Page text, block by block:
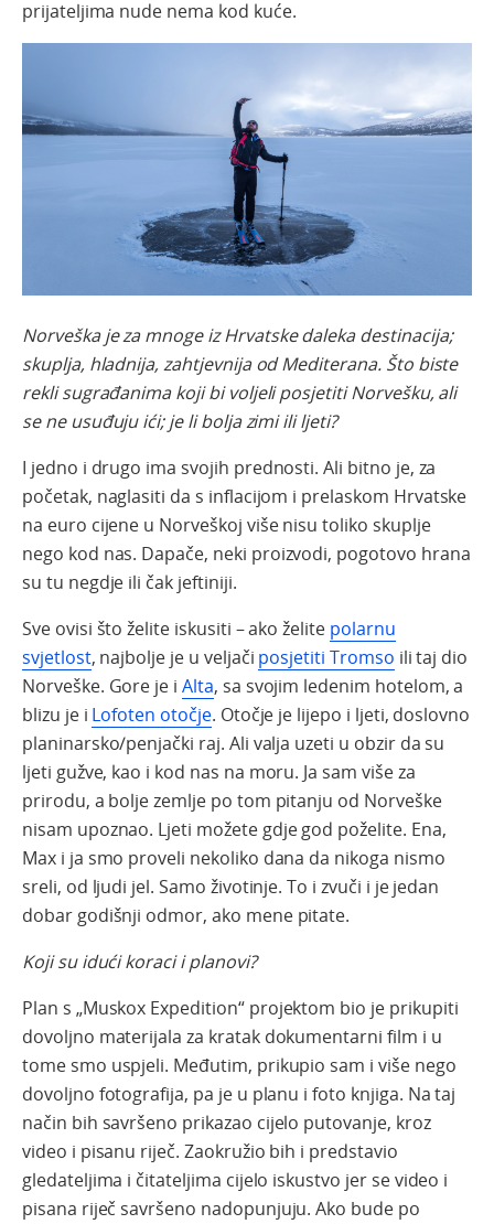
prijateljima nude nema kod kuće.
Norveška je za mnoge iz Hrvatske daleka destinacija;
skuplja, hladnija, zahtjevnija od Mediterana. Što biste
rekli sugrađanima koji bi voljeli posjetiti Norvešku, ali
se ne usuđuju ići; je li bolja zimi ili ljeti?
I jedno i drugo ima svojih prednosti. Ali bitno je, za
početak, naglasiti da s inflacijom i prelaskom Hrvatske
na euro cijene u Norveškoj više nisu toliko skuplje
nego kod nas. Dapače, neki proizvodi, pogotovo hrana
su tu negdje ili čak jeftiniji.
Sve ovisi što želite iskusiti – ako želite polarnu
svjetlost, najbolje je u veljači posjetiti Tromso ili taj dio
Norveške. Gore je iAlta, sa svojim ledenim hotelom, a
blizu je i Lofoten otočje. Otočje je lijepo i ljeti, doslovno
planinarsko/penjački raj. Ali valja uzeti u obzir da su
ljeti gužve, kao i kod nas na moru. Ja sam više za
prirodu, a bolje zemlje po tom pitanju od Norveške
nisam upoznao. Ljeti možete gdje god poželite. Ena,
Max i ja smo proveli nekoliko dana da nikoga nismo
sreli, od ljudi jel. Samo životinje. To i zvuči i je jedan
dobar godišnji odmor, ako mene pitate.
Koji su idući koraci i planovi?
Plan s „Muskox Expedition“ projektom bio je prikupiti
dovoljno materijala za kratak dokumentarni film i u
tome smo uspjeli. Međutim, prikupio sam i više nego
dovoljno fotografija, pa je u planu i foto knjiga. Na taj
način bih savršeno prikazao cijelo putovanje, kroz
video i pisanu riječ. Zaokružio bih i predstavio
gledateljima i čitateljima cijelo iskustvo jer se video i
pisana riječ savršeno nadopunjuju. Ako bude po